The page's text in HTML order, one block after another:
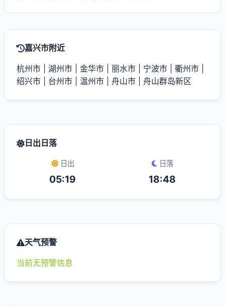
嘉兴市附近
杭州市 湖州市 金华市 丽水市 宁波市 衢州市
绍兴市
台州市 温州市 舟山市 舟山群岛新区
日出日落
日出
05:19
日落
18:48
天气预警
当前无预警信息